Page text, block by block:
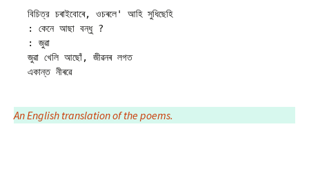
বিচিত্র চৰাইবোৰে, ওচৰলে' আহি সুধিছেহি
: কেনে আছা বন্ধু ?
: জুৱা
জুৱা খেলি আছোঁ, জীৱনৰ লগত
একান্ত নীৰৱে
An English translation of the poems.